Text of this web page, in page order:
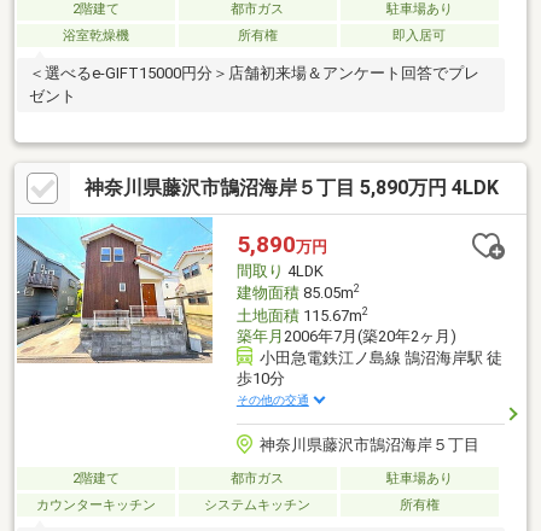
2階建て 都市ガス
駐車場あり
浴室乾燥機
所有権 即入居可
＜選べるe-GIFT15000円分＞店舗初来場＆アンケート回答でプレ
ゼント
神奈川県藤沢市鵠沼海岸５丁目 5,890万円 4LDK
5,890万円
間取り 4LDK
建物面積85.05m2
土地面積115.67m2
築年月 2006年7月(築20年2ヶ月)
小田急電鉄江ノ島線 鵠沼海岸駅 徒
歩10分
その他の交通
神奈川県藤沢市鵠沼海岸５丁目
2階建て 都市ガス
駐車場あり
カウンターキッチン
システムキッチン 所有権